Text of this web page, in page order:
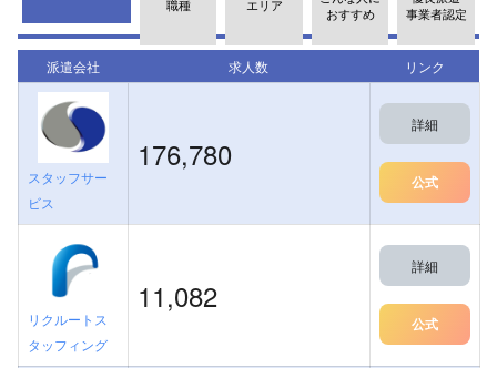
職種 エリア
おすすめ
事業者認定
派遣会社 求人数 リンク
スタッフサー
ビス
176,780
詳細
公式
リクルートス
タッフィング
11,082
詳細
公式